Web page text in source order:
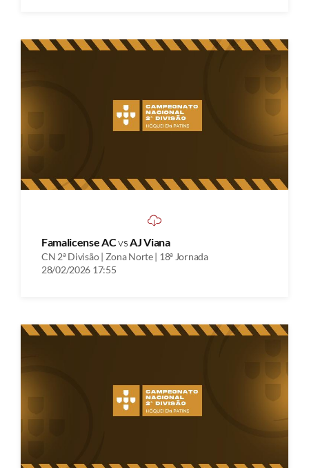
Famalicense ACvsAJ Viana
CN 2ª Divisão | Zona Norte | 18ª Jornada
28/02/2026 17:55